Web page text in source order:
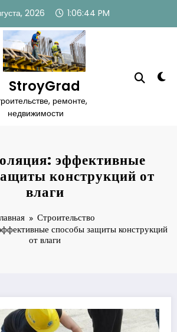
2026 1:06:45 PM
StroyGrad
ремонте,
недвижимости
эффективные
конструкций от
влаги
Строительство
способы защиты конструкций
от влаги